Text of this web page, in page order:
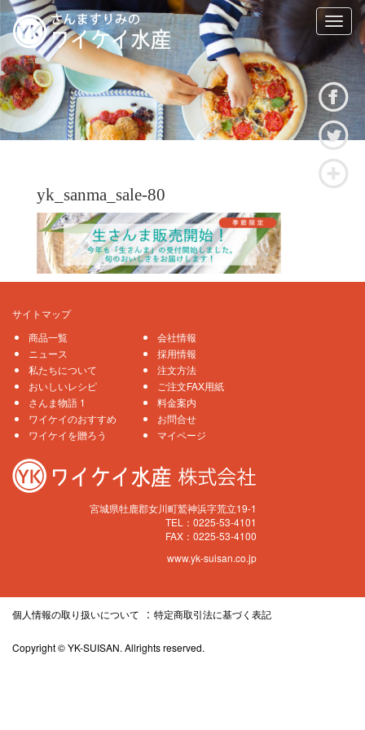
T
o
g
g
l
e
n
a
v
i
g
yk_sanma_sale-80
サイトマップ
商品一覧
ニュース
私たちについて
おいしいレシピ
さんま物語 1
ワイケイのおすすめ
ワイケイを贈ろう
会社情報
採用情報
注文方法
ご注文FAX用紙
料金案内
お問合せ
マイページ
宮城県牡鹿郡女川町鷲神浜字荒立19-1
TEL：0225-53-4101
FAX：0225-53-4100
www.yk-suisan.co.jp
個人情報の取り扱いについて 特定商取引法に基づく表記
Copyright © YK-SUISAN. Allrights reserved.